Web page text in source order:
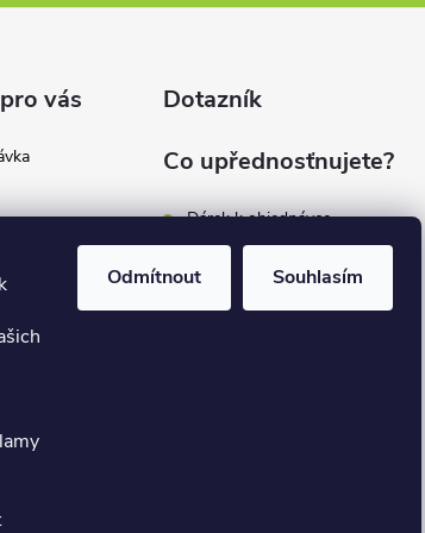
Odmítnout Souhlasím
vás
zboží
osobních
/ How to
Dotazník
Co upřednosťnujete?
Dárek k objednávce
Zákaznický servis
Dopravu zdarma